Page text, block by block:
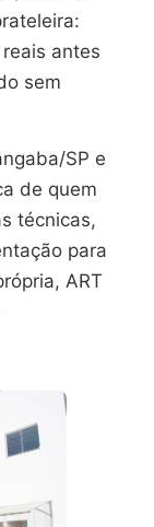
antes
sem
SP e
de quem
técnicas,
para
ART